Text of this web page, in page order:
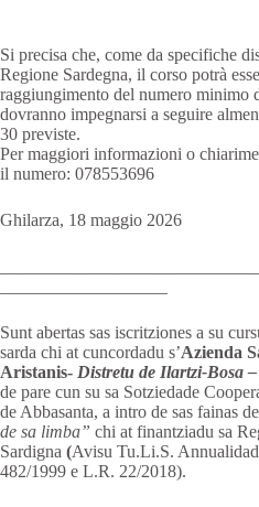
Si precisa che, come da specifiche
Regione Sardegna, il corso potrà
raggiungimento del numero minimo
dovranno impegnarsi a seguire
30 previste.
Per maggiori informazioni o
il numero: 078553696
Ghilarza, 18 maggio 2026
Sunt abertas sas iscritziones a su
sarda chi at cuncordadu s’Azienda
Aristanis- Distretu de Ilartzi-Bosa
de pare cun su sa Sotziedade
de Abbasanta, a intro de sas fainas
de sa limba” chi at finantziadu sa
Sardigna (Avisu Tu.Li.S.
482/1999 e L.R. 22/2018).